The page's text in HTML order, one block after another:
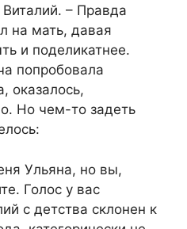
– Правда
на мать, давая
и поделикатнее.
попробовала
оказалось,
Но чем-то задеть
Ульяна, но вы,
Голос у вас
с детства склонен к